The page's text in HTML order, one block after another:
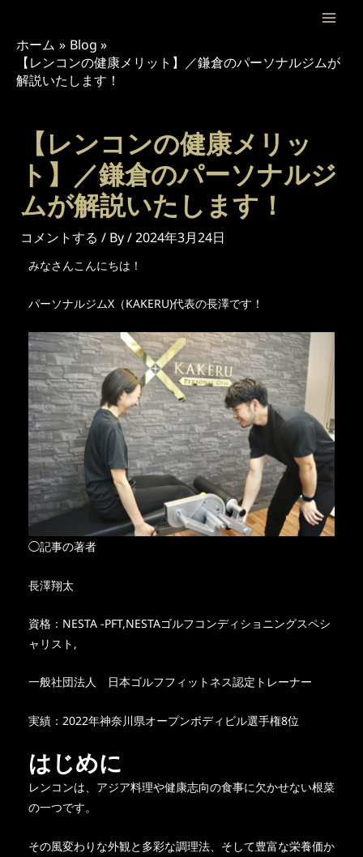
ホーム
Blog
【レンコンの健康メリット】／鎌倉のパーソナルジムが
解説いたします！
【レンコンの健康メリッ
ト】／鎌倉のパーソナルジ
ムが解説いたします！
コメントする / By/2024年3月24日
みなさんこんにちは！
パーソナルジムX（KAKERU)代表の長澤です！
◯記事の著者
長澤翔太
資格：NESTA -PFT,NESTAゴルフコンディショニングスペシ
ャリスト,
一般社団法人 日本ゴルフフィットネス認定トレーナー
実績：2022年神奈川県オープンボディビル選手権8位
はじめに
レンコンは、アジア料理や健康志向の食事に欠かせない根菜
の一つです。
その風変わりな外観と多彩な調理法、そして豊富な栄養価か
ナ
ビ
ゲ
シ
ョ
ン